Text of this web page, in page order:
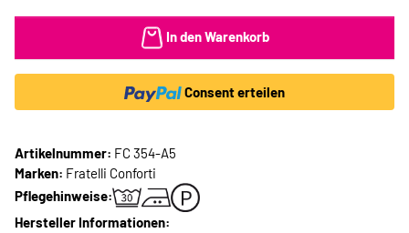
In den Warenkorb
Consent erteilen
Artikelnummer: FC 354-A5
Marken: Fratelli Conforti
Pflegehinweise:
Hersteller Informationen: